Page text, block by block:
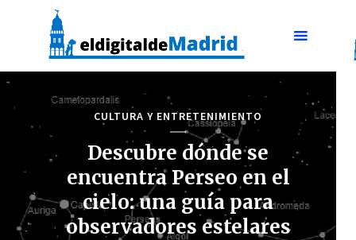
CULTURA Y ENTRETENIMIENTO
Descubre dónde se
encuentra Perseo en el
cielo: una guía para
observadores estelares